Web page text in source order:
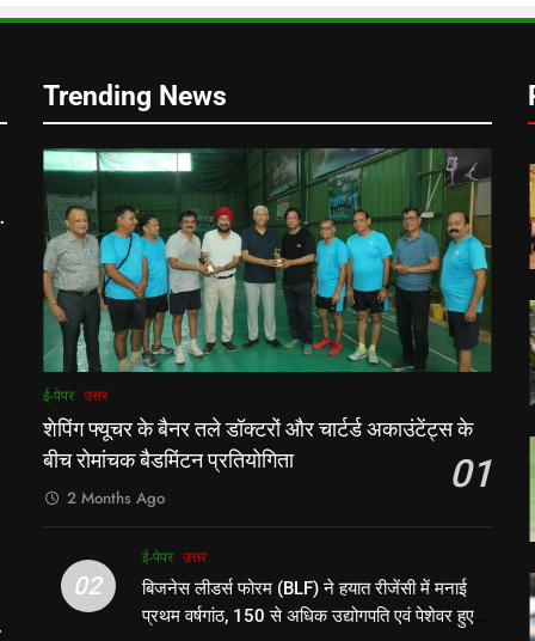
Trending News
ई-पेपर उत्तर
शेपिंग फ्यूचर के बैनर तले डॉक्टरों और चार्टर्ड अकाउंटेंट्स के
बीच रोमांचक बैडमिंटन प्रतियोगिता
01
2 Months Ago
02
ई-पेपर उत्तर
बिजनेस लीडर्स फोरम (BLF) ने हयात रीजेंसी में मनाई
प्रथम वर्षगांठ, 150 से अधिक उद्योगपति एवं पेशेवर हुए